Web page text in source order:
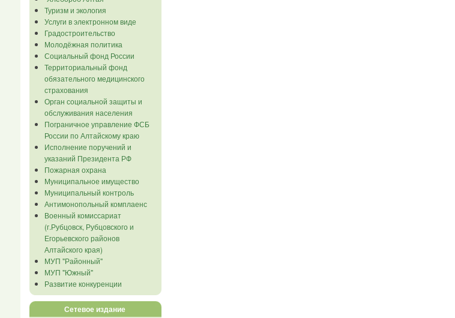
Туризм и экология
Услуги в электронном виде
Градостроительство
Молодёжная политика
Социальный фонд России
Территориальный фонд
обязательного медицинского
страхования
Орган социальной защиты и
обслуживания населения
Пограничное управление ФСБ
России по Алтайскому краю
Исполнение поручений и
указаний Президента РФ
Пожарная охрана
Муниципальное имущество
Муниципальный контроль
Антимонопольный комплаенс
Военный комиссариат
(г.Рубцовск, Рубцовского и
Егорьевского районов
Алтайского края)
МУП "Районный"
МУП "Южный"
Развитие конкуренции
Сетевое издание